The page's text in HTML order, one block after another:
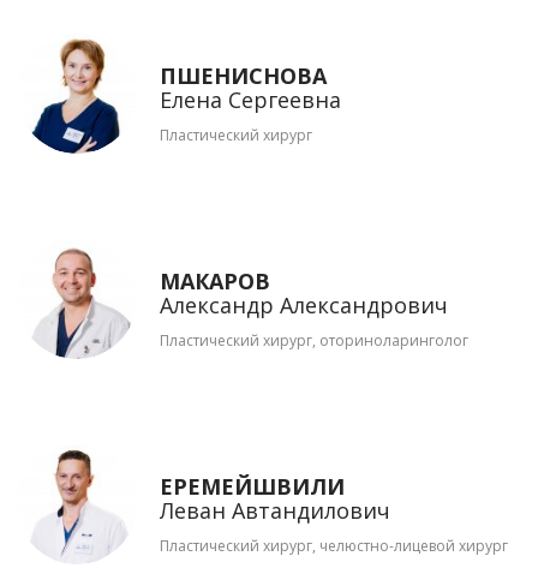
ПШЕНИСНОВА
Елена Сергеевна
Пластический хирург
МАКАРОВ
Александр Александрович
Пластический хирург, оториноларинголог
ЕРЕМЕЙШВИЛИ
Леван Автандилович
Пластический хирург, челюстно-лицевой хирург